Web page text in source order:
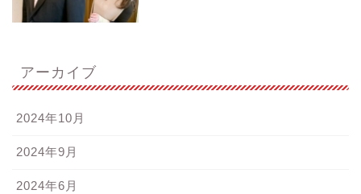
アーカイブ
2024年10月
2024年9月
2024年6月